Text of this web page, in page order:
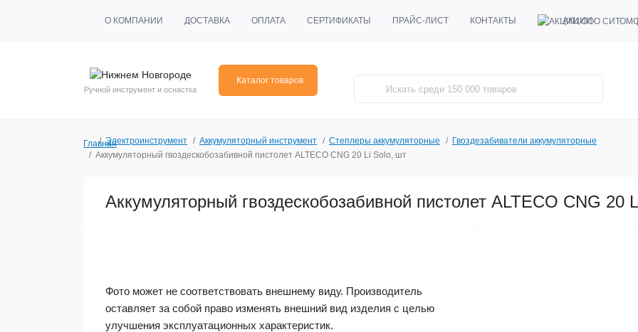
О КОМПАНИИ ДОСТАВКА ОПЛАТА СЕРТИФИКАТЫ ПРАЙС-ЛИСТ КОНТАКТЫ АКЦИИ
Ручной инструмент и оснастка
Каталог товаров
ГлавнаяЭлектроинструмент Аккумуляторный инструмент Степлеры аккумуляторные
Гвоздезабиватели аккумуляторные
Аккумуляторный гвоздескобозабивной пистолет ALTECO CNG 20 Li Solo, шт
Аккумуляторный гвоздескобозабивной пистолет ALTECO CNG 20
Фото может не соответствовать внешнему виду. Производитель
оставляет за собой право изменять внешний вид изделия с целью
улучшения эксплуатационных характеристик.